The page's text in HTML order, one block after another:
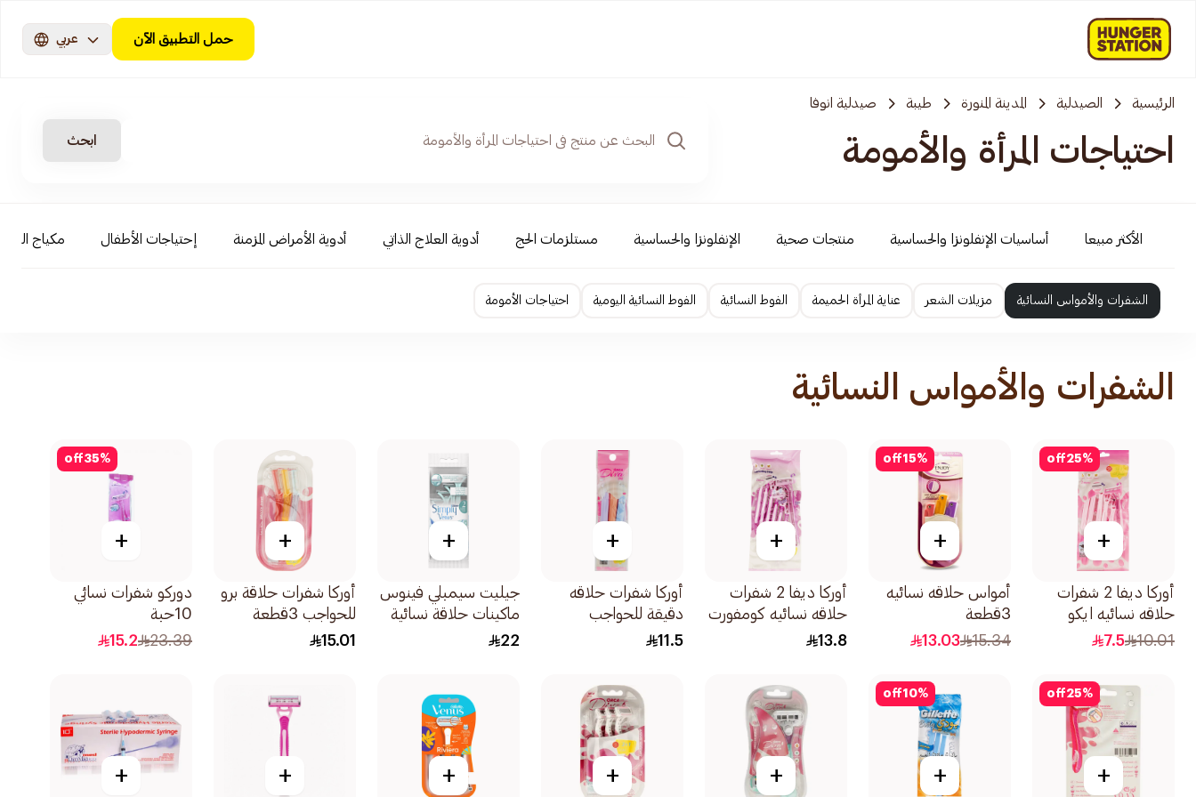
حمل التطبيق الآن عربي
الرئيسية الصيدلية المدينة المنورة طيبة صيدلية انوفا
احتياجات المرأة والأمومة ابحث
الأكثر مبيعا أساسيات الإنفلونزا والحساسية منتجات صحية الإنفلونزا والحساسية مستلزمات الحج أدوية العلاج الذاتي أدوية الأمراض المزمنة إحتياجات الأطفال مكياج الوجه
الشفرات والأمواس النسائية مزيلات الشعر عناية المرأة الحميمة الفوط النسائية الفوط النسائية اليومية احتياجات الأمومة
الشفرات والأمواس النسائية
25%
off
+
أوركا ديفا 2 شفرات
حلاقه نسائيه ايكو
شفرة حلاقة 6قطعة
10.01
7.5
15%
off
+
أمواس حلاقه نسائيه
3قطعة
15.34
13.03
+
أوركا ديفا 2 شفرات
حلاقه نسائيه كومفورت
شفرة حلاقة 6قطعة
13.8
+
أوركا شفرات حلاقه
دقيقة للحواجب
3قطعة
11.5
+
جيليت سيمبلي فينوس
ماكينات حلاقة نسائية
ثنائية الشفرة 4قطع
22
+
أوركا شفرات حلاقة برو
للحواجب 3قطعة
15.01
35%
off
+
دوركو شفرات نسائي
10حبة
23.39
15.2
25%
off
+
10%
off
+
+
+
+
+
+